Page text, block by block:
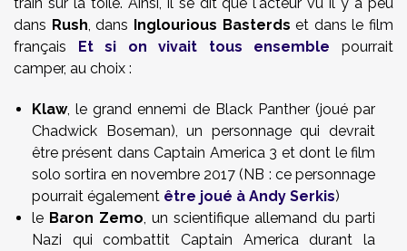
dans Rush, dans Inglourious Basterds et dans le film
français Et si on vivait tous ensemble pourrait
camper, au choix :
Klaw, le grand ennemi de Black Panther (joué par
Chadwick Boseman), un personnage qui devrait
être présent dans Captain America 3 et dont le film
solo sortira en novembre 2017 (NB : ce personnage
pourrait également être joué à Andy Serkis)
le Baron Zemo, un scientifique allemand du parti
Nazi qui combattit Captain America durant la